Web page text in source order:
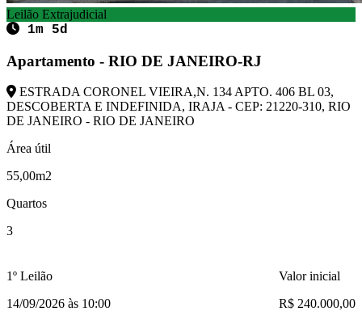
Leilão Extrajudicial
1m 5d
Apartamento - RIO DE JANEIRO-RJ
ESTRADA CORONEL VIEIRA,N. 134 APTO. 406 BL 03,
DESCOBERTA E INDEFINIDA, IRAJA - CEP: 21220-310, RIO
DE JANEIRO - RIO DE JANEIRO
Área útil
55,00m2
Quartos
3
1º Leilão
14/09/2026 às 10:00
Valor inicial
R$ 240.000,00